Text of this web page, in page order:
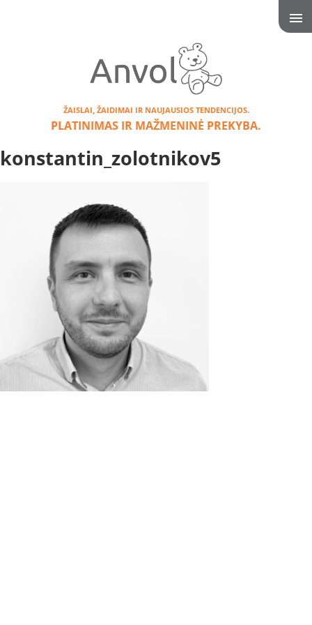
ŽAISLAI, ŽAIDIMAI IR NAUJAUSIOS TENDENCIJOS.
PLATINIMAS IR MAŽMENINĖ PREKYBA.
konstantin_zolotnikov5